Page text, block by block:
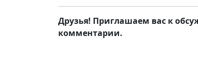
Друзья! Приглашаем вас к
комментарии.